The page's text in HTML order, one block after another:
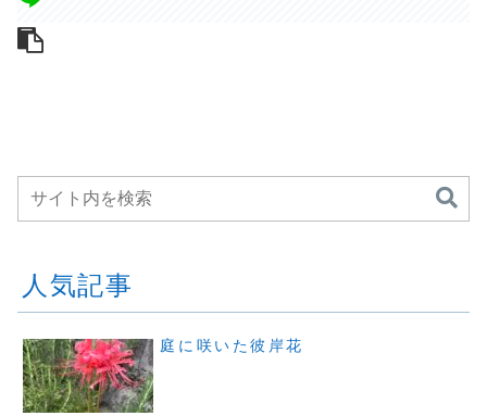
人気記事
庭に咲いた彼岸花